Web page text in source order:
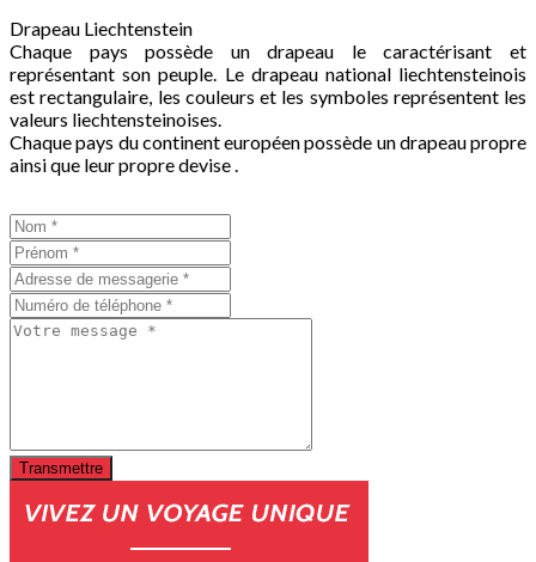
Drapeau Liechtenstein
Chaque pays possède un drapeau le caractérisant et
représentant son peuple. Le drapeau national liechtensteinois
est rectangulaire, les couleurs et les symboles représentent les
valeurs liechtensteinoises.
Chaque pays du continent européen possède un drapeau propre
ainsi que leur propre devise .